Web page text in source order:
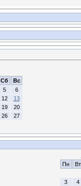
Сб
Вс
5
6
12
13
19
20
26
27
Пн
Вт
3
4